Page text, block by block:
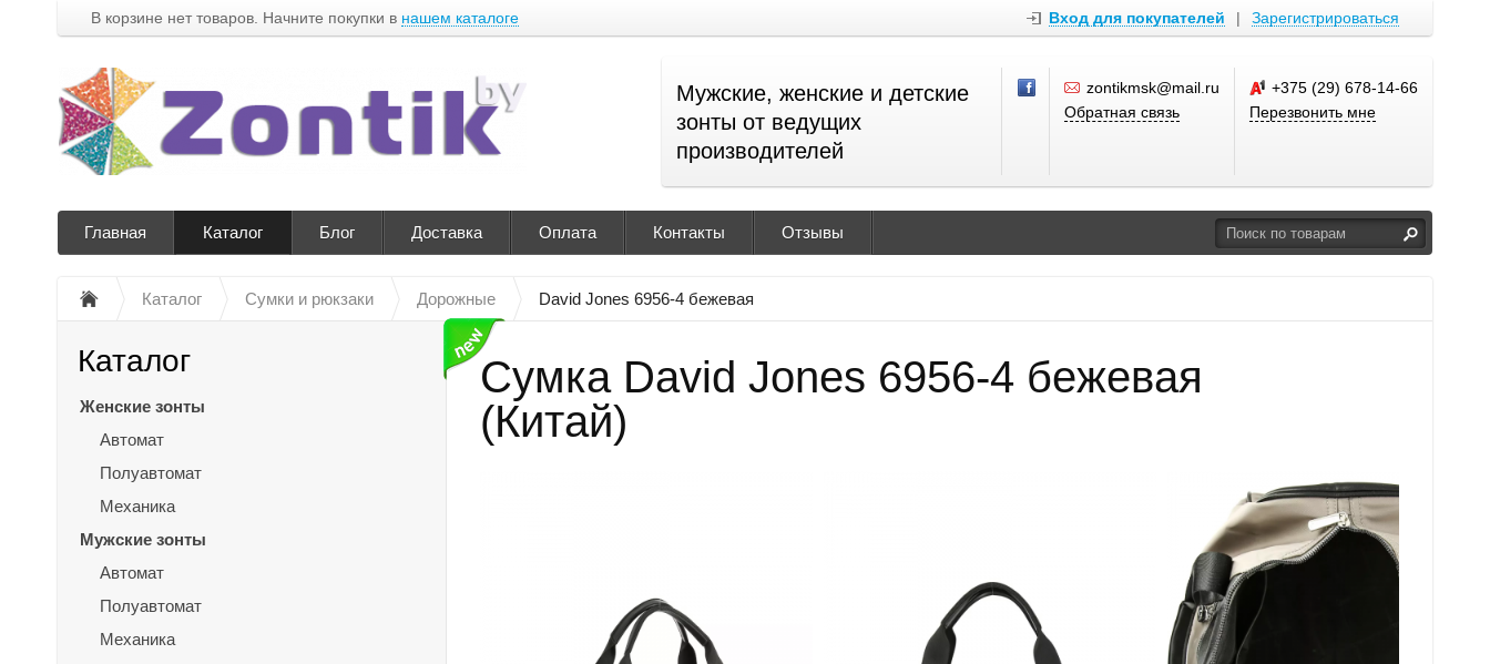
В корзине нет товаров. Начните покупки в нашем каталоге Вход для покупателей | Зарегистрироваться
Мужские, женские и детские
зонты от ведущих
производителей
zontikmsk@mail.ru
Обратная связь
+375 (29) 678-14-66
Перезвонить мне
Главная Каталог Блог Доставка Оплата Контакты Отзывы
Каталог Сумки и рюкзаки Дорожные David Jones 6956-4 бежевая
Сумка David Jones 6956-4 бежевая
(Китай)
Каталог
Женские зонты
Автомат
Полуавтомат
Механика
Мужские зонты
Автомат
Полуавтомат
Механика